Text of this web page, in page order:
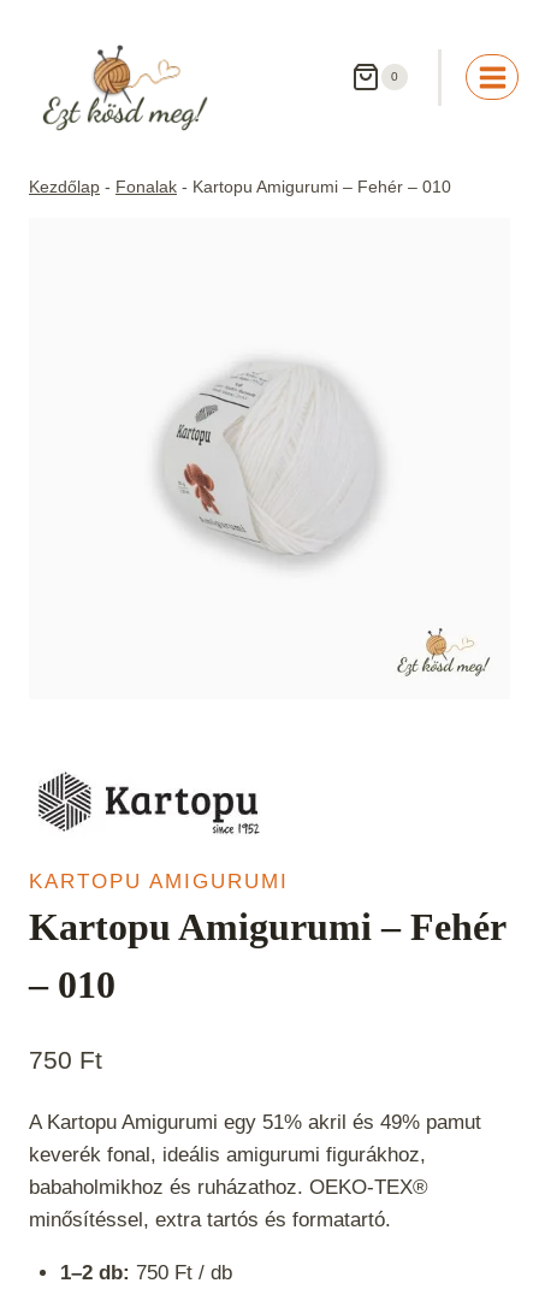
0
Kezdőlap - Fonalak - Kartopu Amigurumi – Fehér – 010
KARTOPU AMIGURUMI
Kartopu Amigurumi – Fehér
– 010
750 Ft
A Kartopu Amigurumi egy 51% akril és 49% pamut
keverék fonal, ideális amigurumi figurákhoz,
babaholmikhoz és ruházathoz. OEKO-TEX®
minősítéssel, extra tartós és formatartó.
1–2 db: 750Ft / db